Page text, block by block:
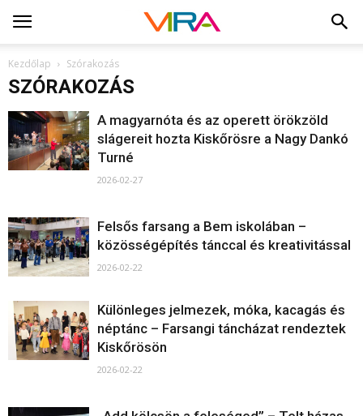
Kezdőlap Szórakozás
SZÓRAKOZÁS
A magyarnóta és az operett örökzöld
slágereit hozta Kiskőrösre a Nagy Dankó
Turné
2026-02-27
Felsős farsang a Bem iskolában –
közösségépítés tánccal és kreativitással
2026-02-22
Különleges jelmezek, móka, kacagás és
néptánc – Farsangi táncházat rendeztek
Kiskőrösön
2026-02-22